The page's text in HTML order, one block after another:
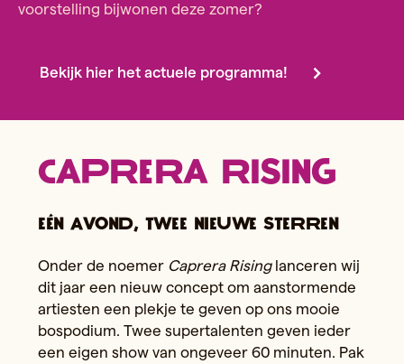
voorstelling bijwonen deze zomer?
Bekijk hier het actuele programma!
Caprera Rising
Eén avond, twee nieuwe sterren
Onder de noemer Caprera Risinglanceren wij
dit jaar een nieuw concept om aanstormende
artiesten een plekje te geven op ons mooie
bospodium. Twee supertalenten geven ieder
een eigen show van ongeveer 60 minuten. Pak